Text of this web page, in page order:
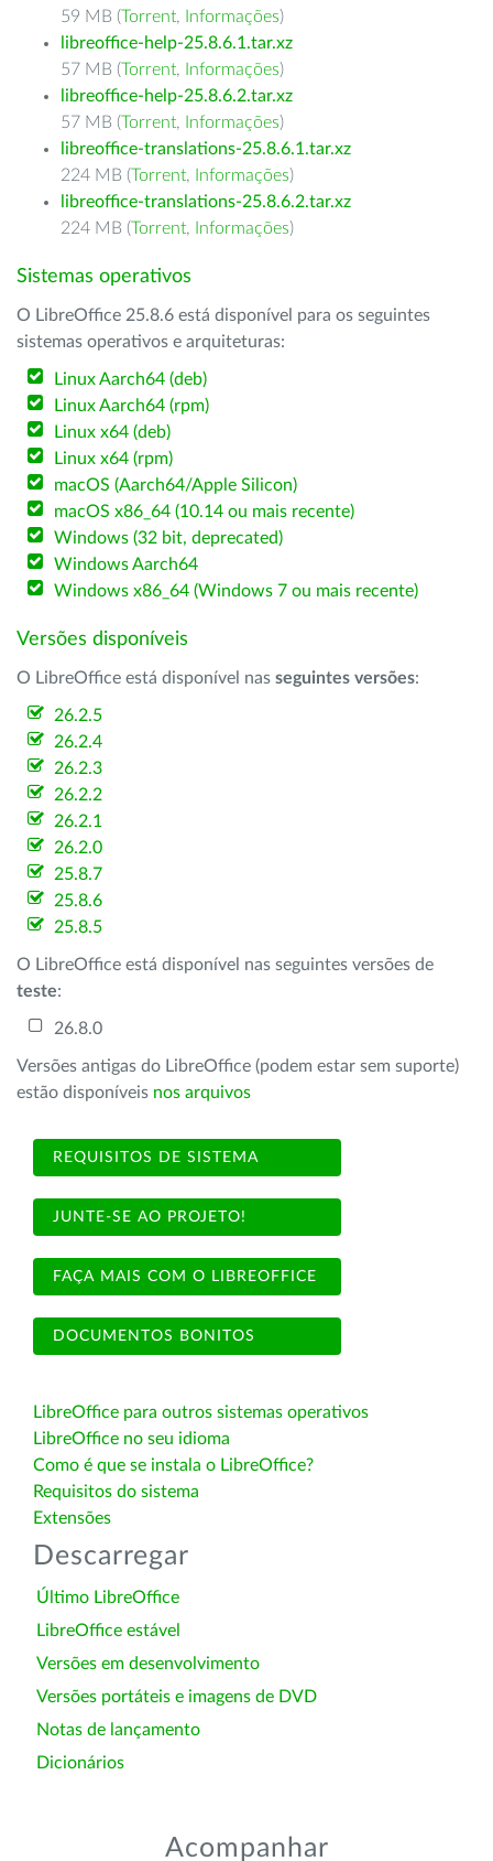
59 MB (Torrent, Informações)
libreoffice-help-25.8.6.1.tar.xz
57 MB (Torrent, Informações)
libreoffice-help-25.8.6.2.tar.xz
57 MB (Torrent, Informações)
libreoffice-translations-25.8.6.1.tar.xz
224 MB (Torrent, Informações)
libreoffice-translations-25.8.6.2.tar.xz
224 MB (Torrent, Informações)
Sistemas operativos
O LibreOffice 25.8.6 está disponível para os seguintes
sistemas operativos e arquiteturas:
Linux Aarch64 (deb)
Linux Aarch64 (rpm)
Linux x64 (deb)
Linux x64 (rpm)
macOS (Aarch64/Apple Silicon)
macOS x86_64 (10.14 ou mais recente)
Windows (32 bit, deprecated)
Windows Aarch64
Windows x86_64 (Windows 7 ou mais recente)
Versões disponíveis
O LibreOffice está disponível nas seguintes versões:
26.2.5
26.2.4
26.2.3
26.2.2
26.2.1
26.2.0
25.8.7
25.8.6
25.8.5
O LibreOffice está disponível nas seguintes versões de
teste:
26.8.0
Versões antigas do LibreOffice (podem estar sem suporte)
estão disponíveis nos arquivos
REQUISITOS DE SISTEMA
JUNTE-SE AO PROJETO!
FAÇA MAIS COM O LIBREOFFICE
DOCUMENTOS BONITOS
LibreOffice para outros sistemas operativos
LibreOffice no seu idioma
Como é que se instala o LibreOffice?
Requisitos do sistema
Extensões
Descarregar
Último LibreOffice
LibreOffice estável
Versões em desenvolvimento
Versões portáteis e imagens de DVD
Notas de lançamento
Dicionários
Acompanhar